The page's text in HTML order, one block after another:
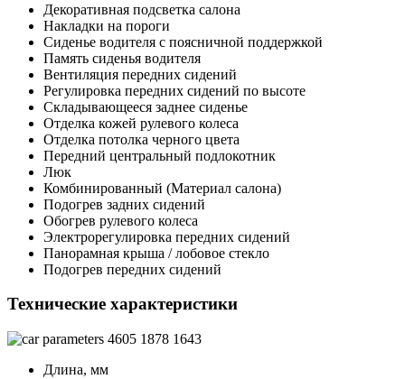
Декоративная подсветка салона
Накладки на пороги
Сиденье водителя с поясничной поддержкой
Память сиденья водителя
Вентиляция передних сидений
Регулировка передних сидений по высоте
Складывающееся заднее сиденье
Отделка кожей рулевого колеса
Отделка потолка черного цвета
Передний центральный подлокотник
Люк
Комбинированный (Материал салона)
Подогрев задних сидений
Обогрев рулевого колеса
Электрорегулировка передних сидений
Панорамная крыша / лобовое стекло
Подогрев передних сидений
Технические характеристики
4605 1878 1643
Длина, мм